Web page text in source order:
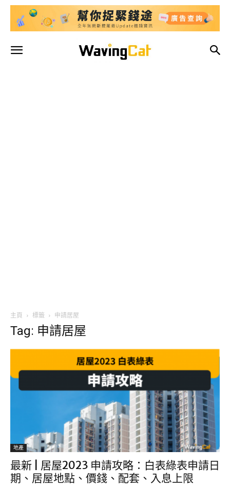
主頁 標籤 申請居屋
Tag: 申請居屋
地產
最新 | 居屋2023 申請攻略：白表綠表申請日
期、居屋地點、價錢、配套、入息上限